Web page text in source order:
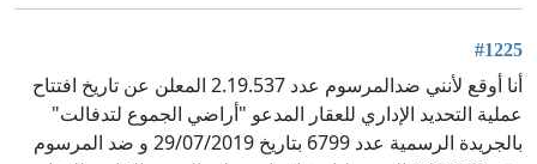
#1225
أنا أوقع لأنني ضدالمرسوم عدد 2.19.537 المعلن عن تاريخ افتتاح
عملية التحديد الإداري للعقار المدعو "أراضي الجموع لتدفالت"
بالجريدة الرسمية عدد 6799 بتاريخ 29/07/2019 و ضد المرسوم